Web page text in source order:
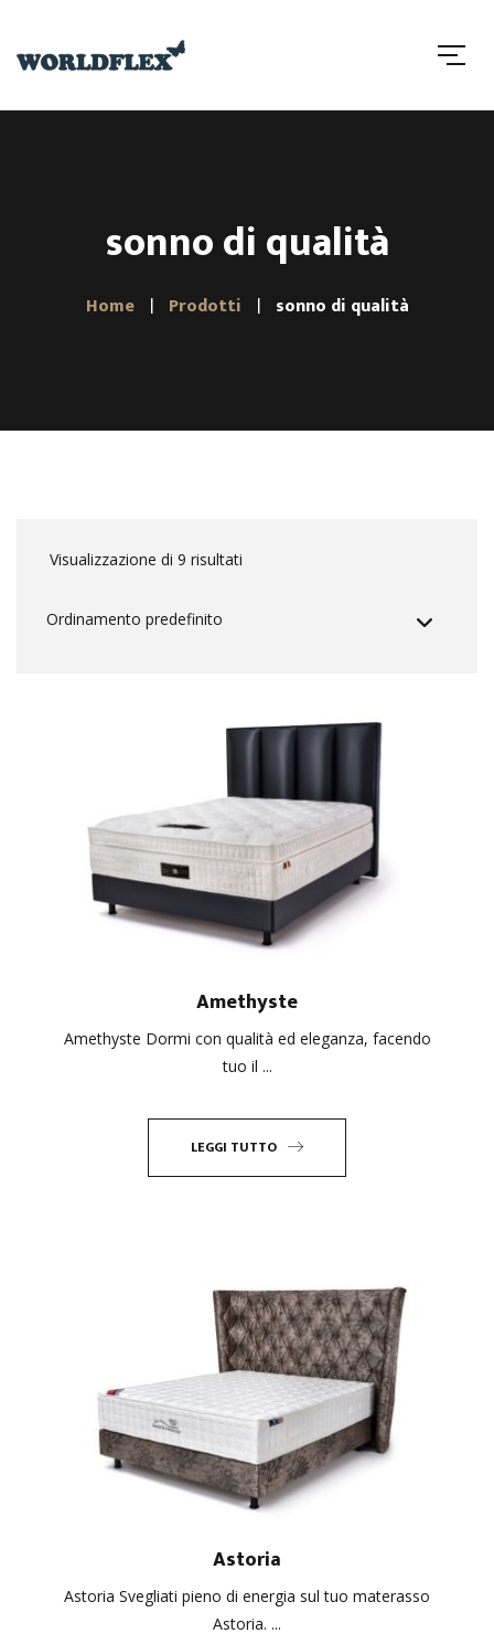
sonno di qualità
Home Prodotti sonno di qualità
Visualizzazione di 9 risultati
Amethyste
Amethyste Dormi con qualità ed eleganza, facendo
tuo il ...
LEGGI TUTTO
Astoria
Astoria Svegliati pieno di energia sul tuo materasso
Astoria. ...